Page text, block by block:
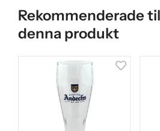
Rekommenderade
denna produkt